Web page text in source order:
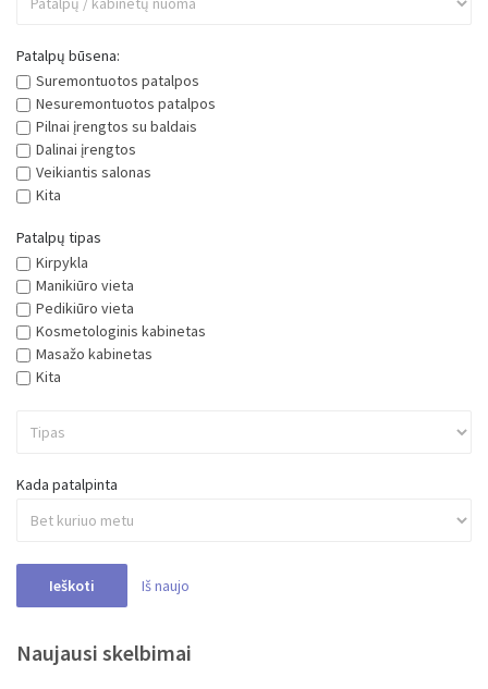
Patalpų būsena:
Suremontuotos patalpos
Nesuremontuotos patalpos
Pilnai įrengtos su baldais
Dalinai įrengtos
Veikiantis salonas
Kita
Patalpų tipas
Kirpykla
Manikiūro vieta
Pedikiūro vieta
Kosmetologinis kabinetas
Masažo kabinetas
Kita
Kada patalpinta
Ieškoti Iš naujo
Naujausi skelbimai